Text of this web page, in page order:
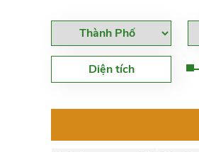
Diện tích